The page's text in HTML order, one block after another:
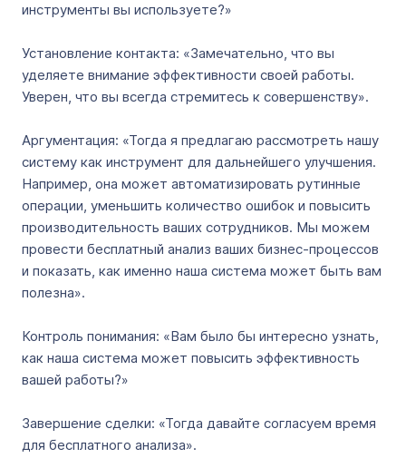
инструменты вы используете?»
Установление контакта: «Замечательно, что вы
уделяете внимание эффективности своей работы.
Уверен, что вы всегда стремитесь к совершенству».
Аргументация: «Тогда я предлагаю рассмотреть нашу
систему как инструмент для дальнейшего улучшения.
Например, она может автоматизировать рутинные
операции, уменьшить количество ошибок и повысить
производительность ваших сотрудников. Мы можем
провести бесплатный анализ ваших бизнес-процессов
и показать, как именно наша система может быть вам
полезна».
Контроль понимания: «Вам было бы интересно узнать,
как наша система может повысить эффективность
вашей работы?»
Завершение сделки: «Тогда давайте согласуем время
для бесплатного анализа».